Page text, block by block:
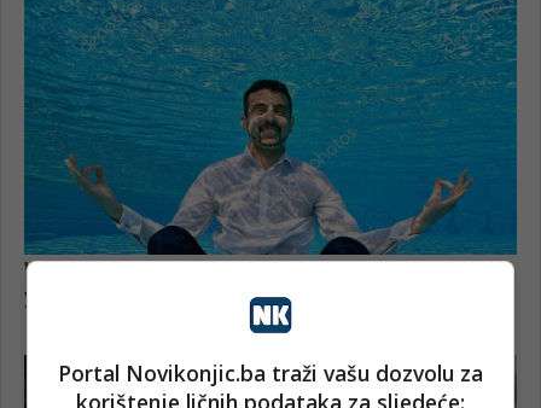
Portal Novikonjic.ba traži vašu dozvolu za
korištenje ličnih podataka za sljedeće: